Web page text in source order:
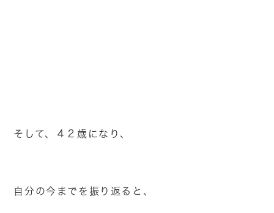
そして、４２歳になり、
自分の今までを振り返ると、